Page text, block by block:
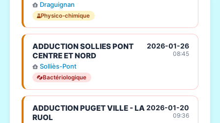
Draguignan
Physico-chimique
ADDUCTION SOLLIES PONT
CENTRE ET NORD
Solliès-Pont
Bactériologique
2026-01-26
08:45
ADDUCTION PUGET VILLE - LA
RUOL
2026-01-20
09:36